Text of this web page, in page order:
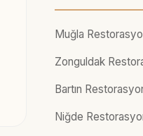
Muğla
Zonguldak
Bartın
Niğde